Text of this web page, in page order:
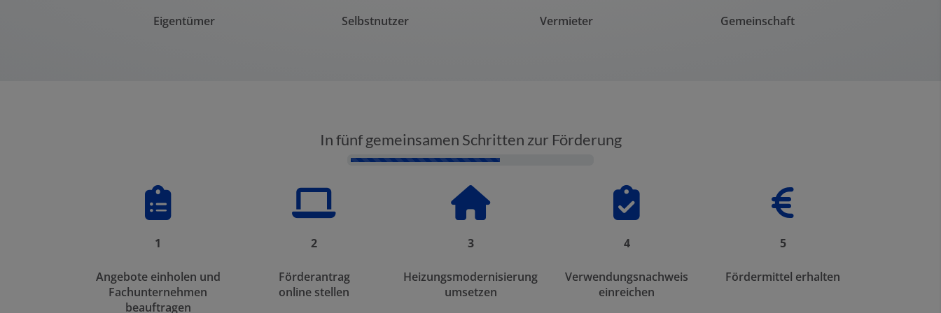
Eigentümer Selbstnutzer Vermieter Gemeinschaft
In fünf gemeinsamen Schritten zur Förderung
Counter-Fortschritt von 0
1
Angebote einholen und
Fachunternehmen
beauftragen
2
Förderantrag
online stellen
3
Heizungsmodernisierung
umsetzen
4
Verwendungsnachweis
einreichen
5
Fördermittel erhalten